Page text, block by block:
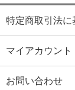
特定商取引法に
マイアカウント
お問い合わせ